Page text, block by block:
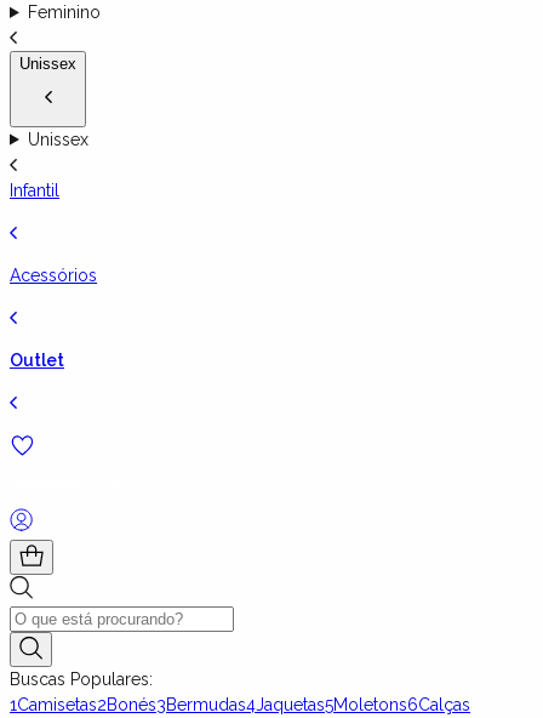
Feminino
Unissex
Unissex
Infantil
Acessórios
Outlet
Buscas Populares:
1Camisetas2Bonés3Bermudas4Jaquetas5Moletons6Calças